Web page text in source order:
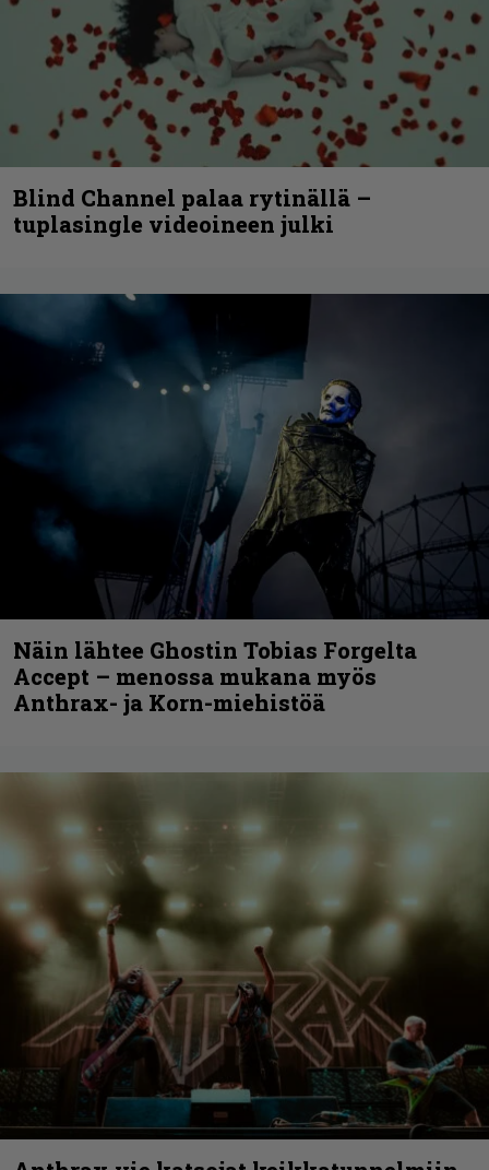
Blind Channel palaa rytinällä –
tuplasingle videoineen julki
Näin lähtee Ghostin Tobias Forgelta
Accept – menossa mukana myös
Anthrax- ja Korn-miehistöä